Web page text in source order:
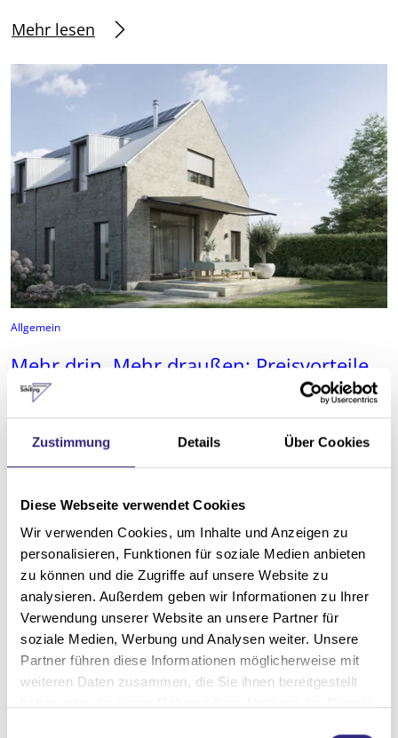
Zustimmung Details Über Cookies
Diese Webseite verwendet Cookies
Wir verwenden Cookies, um Inhalte und Anzeigen zu
personalisieren, Funktionen für soziale Medien anbieten
zu können und die Zugriffe auf unsere Website zu
analysieren. Außerdem geben wir Informationen zu Ihrer
Verwendung unserer Website an unsere Partner für
soziale Medien, Werbung und Analysen weiter. Unsere
Partner führen diese Informationen möglicherweise mit
weiteren Daten zusammen, die Sie ihnen bereitgestellt
Mehr lesen
Allgemein
Mehr drin. Mehr draußen: Preisvorteile
für WAREMA Kassetten-Markisen
Genießen Sie die schönsten Tage des Jahres jetzt
noch entspannter.
Terrea…
Mehr lesen